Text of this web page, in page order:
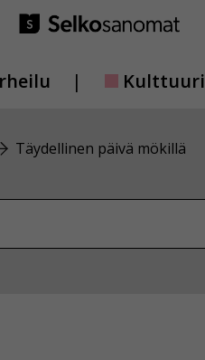
Kulttuuri
Täydellinen päivä mökillä